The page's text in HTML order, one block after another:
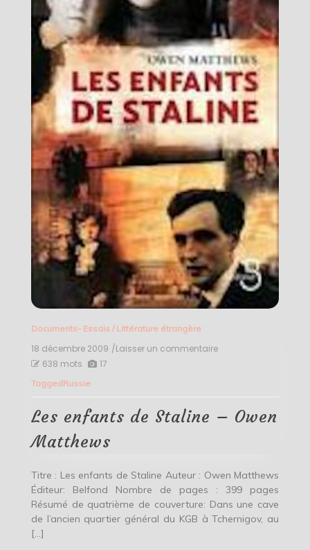
Documents- Essais / Littérature étrangère
18 décembre 2009 /Laisser un commentaireon
Owen
638 mots 17
TaggedRussie
Les enfants de Staline – Owen
Matthews
Titre : Les enfants de Staline Auteur : Owen Matthews
Éditeur: Belfond Nombre de pages : 399 pages
Résumé de quatrième de couverture: Dans une cave
de l’ancien quartier général du KGB à Tchernigov, au
[…]